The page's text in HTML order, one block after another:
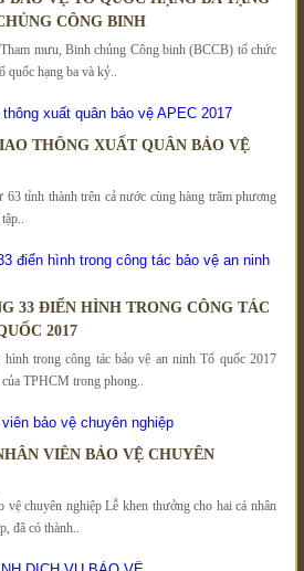
CÔNG BINH
mưu, Binh chủng Công binh (BCCB) tổ chức
hạng ba và kỷ..
THÔNG XUẤT QUÂN BẢO VỆ
63 tỉnh thành trên cả nước cùng hàng trăm phương
33 ĐIỂN HÌNH TRONG CÔNG TÁC
2017
trong công tác bảo vệ an ninh Tổ quốc 2017
TPHCM trong phong..
VIÊN BẢO VỆ CHUYÊN
vệ chuyên nghiệp Lễ khen thưởng cho hai cá nhân
đã có thành..